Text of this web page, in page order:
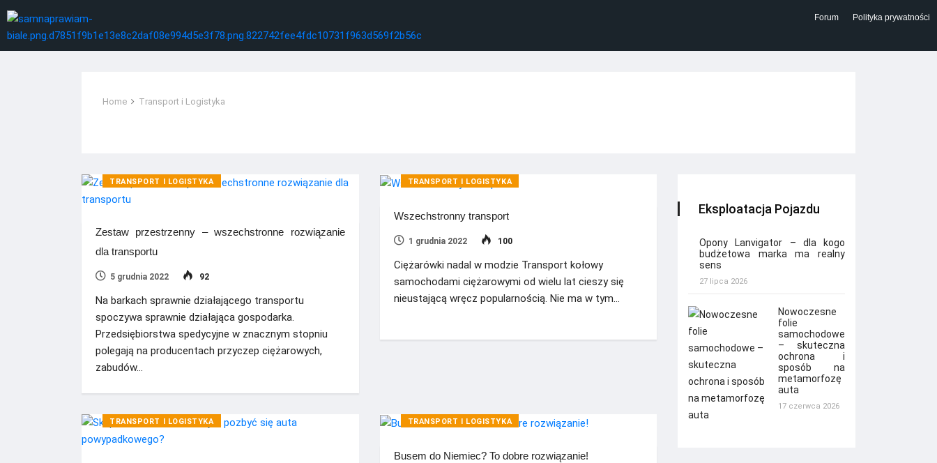
Forum Polityka prywatności
Home Transport i Logistyka
TRANSPORT I LOGISTYKA
Zestaw przestrzenny – wszechstronne rozwiązanie
dla transportu
5 grudnia 2022 92
Na barkach sprawnie działającego transportu
spoczywa sprawnie działająca gospodarka.
Przedsiębiorstwa spedycyjne w znacznym stopniu
polegają na producentach przyczep ciężarowych,
zabudów…
TRANSPORT I LOGISTYKA
Wszechstronny transport
1 grudnia 2022 100
Ciężarówki nadal w modzie Transport kołowy
samochodami ciężarowymi od wielu lat cieszy się
nieustającą wręcz popularnością. Nie ma w tym…
TRANSPORT I LOGISTYKA TRANSPORT I LOGISTYKA
Busem do Niemiec? To dobre rozwiązanie!
Eksploatacja Pojazdu
Opony Lanvigator – dla kogo
budżetowa marka ma realny
sens
27 lipca 2026
Nowoczesne
folie
samochodowe
– skuteczna
ochrona i
sposób na
metamorfozę
auta
17 czerwca 2026